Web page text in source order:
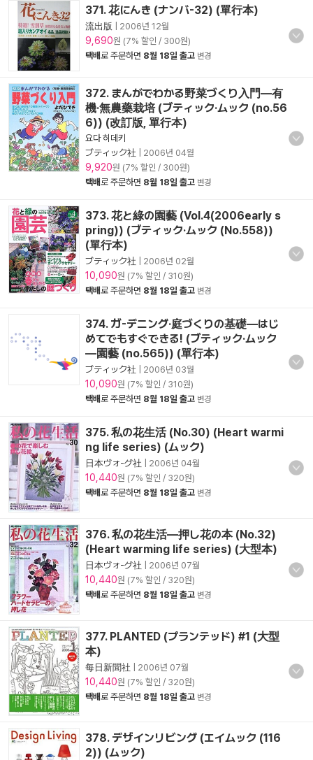
371. 花にんき (ナンバ-32) (單行本)
流出版 2006년 12월
9,690원 (7% 할인 / 300원)
택배로 주문하면 8월 18일 출고 변경
372. まんがでわかる野菜づくり入門―有
機·無農藥栽培 (ブティック·ムック (no.56
6)) (改訂版, 單行本)
요다 히데키
ブティック社
2006년 04월
9,920원 (7% 할인 / 300원)
택배로 주문하면 8월 18일 출고 변경
373. 花と綠の園藝 (Vol.4(2006early s
pring)) (ブティック·ムック (No.558))
(單行本)
ブティック社 2006년 02월
10,090원 (7% 할인 / 310원)
택배로 주문하면 8월 18일 출고 변경
374. ガ-デニング·庭づくりの基礎―はじ
めてでもすぐできる! (ブティック·ムック
―園藝 (no.565)) (單行本)
ブティック社 2006년 03월
10,090원 (7% 할인 / 310원)
택배로 주문하면 8월 18일 출고 변경
375. 私の花生活 (No.30) (Heart warmi
ng life series) (ムック)
日本ヴォ-グ社 2006년 04월
10,440원 (7% 할인 / 320원)
택배로 주문하면 8월 18일 출고 변경
376. 私の花生活―押し花の本 (No.32)
(Heart warming life series) (大型本)
日本ヴォ-グ社 2006년 07월
10,440원 (7% 할인 / 320원)
택배로 주문하면 8월 18일 출고 변경
377. PLANTED (プランテッド) #1 (大型
本)
每日新聞社 2006년 07월
10,440원 (7% 할인 / 320원)
택배로 주문하면 8월 18일 출고 변경
378. デザインリビング (エイムック (116
2)) (ムック)